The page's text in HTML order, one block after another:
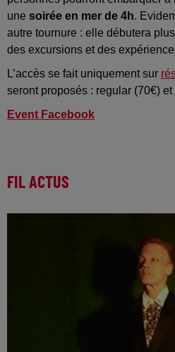
une soirée en mer de 4h.
autre tournure : elle débutera
des excursions et des
L’accès se fait uniquement sur
seront proposés : regular (70€) et
Event Facebook
FIL ACTUS